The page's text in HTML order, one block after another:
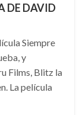
DE DAVID
Siempre
y
Films, Blitz la
La película